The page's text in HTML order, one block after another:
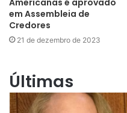
Americanas é aprovado
em Assembleia de
Credores
21 de dezembro de 2023
Últimas